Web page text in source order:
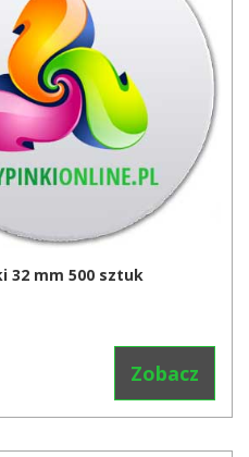
32 mm 500 sztuk
Zobacz